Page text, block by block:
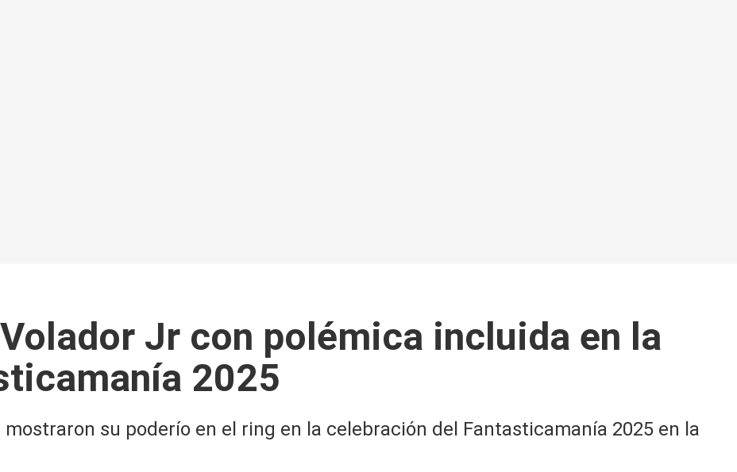
Jr con polémica incluida en la
2025
su poderío en el ring en la celebración del Fantasticamanía 2025 en la